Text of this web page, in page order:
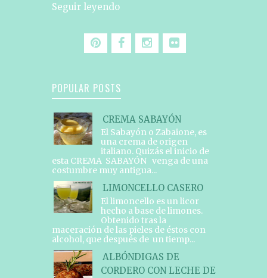
Seguir leyendo
POPULAR POSTS
CREMA SABAYÓN
El Sabayón o Zabaione, es
una crema de origen
italiano. Quizás el inicio de
esta CREMA SABAYÓN venga de una
costumbre muy antigua...
LIMONCELLO CASERO
El limoncello es un licor
hecho a base de limones.
Obtenido tras la
maceración de las pieles de éstos con
alcohol, que después de un tiemp...
ALBÓNDIGAS DE
CORDERO CON LECHE DE